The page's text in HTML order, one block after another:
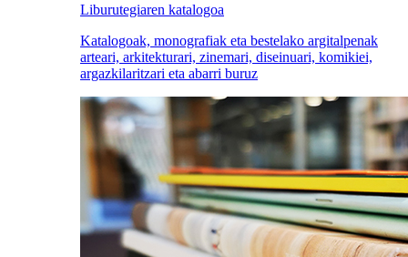
Liburutegiaren katalogoa
Katalogoak, monografiak eta bestelako argitalpenak
arteari, arkitekturari, zinemari, diseinuari, komikiei,
argazkilaritzari eta abarri buruz